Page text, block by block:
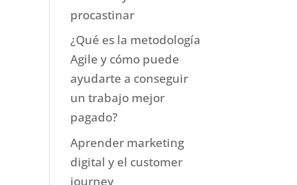
procastinar
¿Qué es la metodología
Agile y cómo puede
ayudarte a conseguir
un trabajo mejor
pagado?
Aprender marketing
digital y el customer
journey